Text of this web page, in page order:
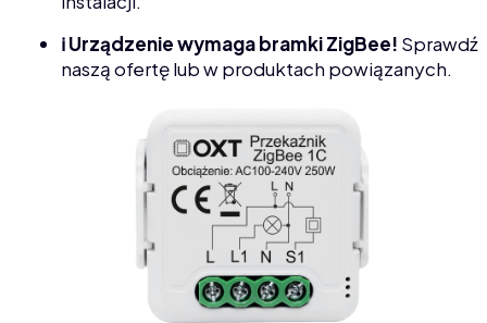
ℹ️ Urządzenie wymaga bramki ZigBee! Sprawdź
naszą ofertę lub w produktach powiązanych.